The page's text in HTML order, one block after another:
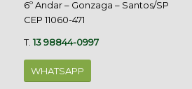
6º Andar – Gonzaga – Santos/SP
CEP 11060-471
T.13 98844-0997
WHATSAPP